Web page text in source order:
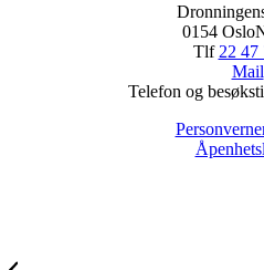
0154
Tlf 22 47
Mail
Telefon og